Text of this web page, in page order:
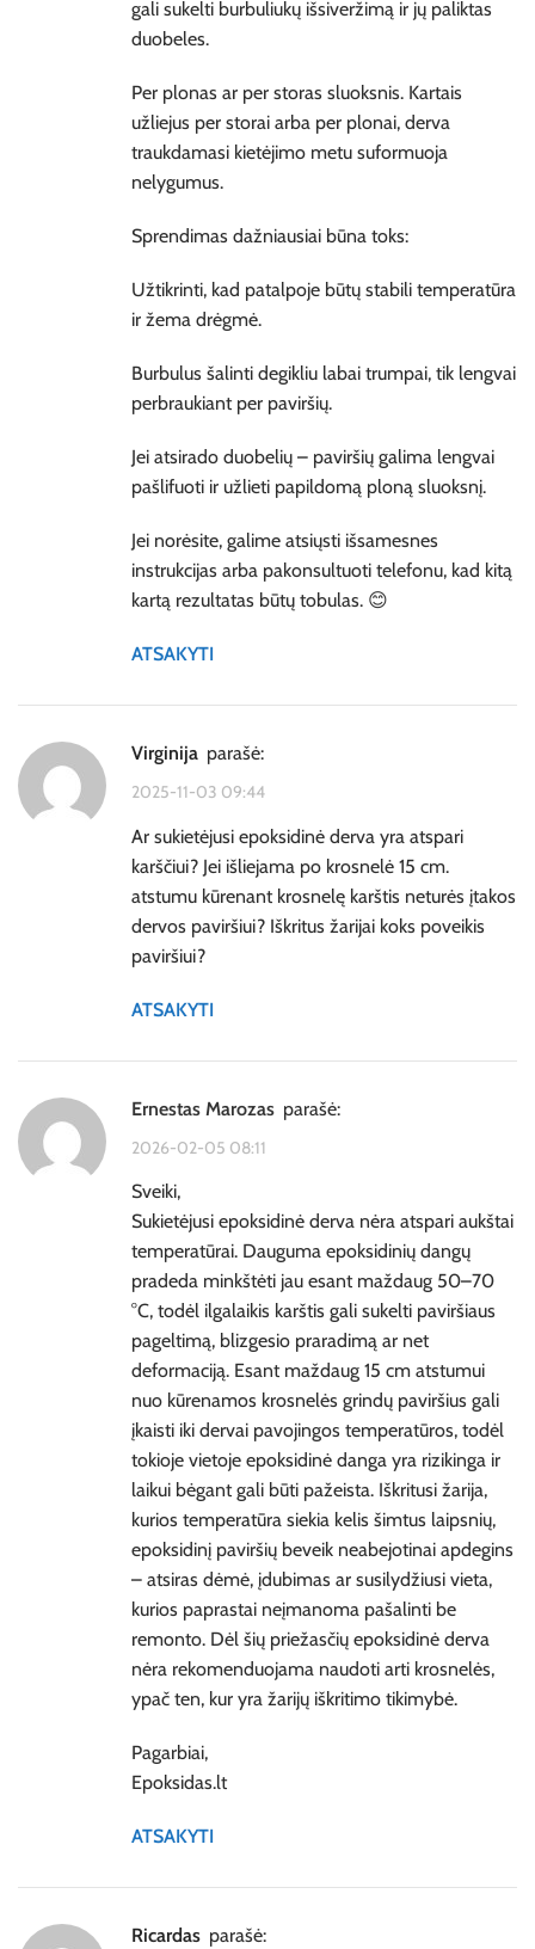
gali sukelti burbuliukų išsiveržimą ir jų paliktas
duobeles.
Per plonas ar per storas sluoksnis. Kartais
užliejus per storai arba per plonai, derva
traukdamasi kietėjimo metu suformuoja
nelygumus.
Sprendimas dažniausiai būna toks:
Užtikrinti, kad patalpoje būtų stabili temperatūra
ir žema drėgmė.
Burbulus šalinti degikliu labai trumpai, tik lengvai
perbraukiant per paviršių.
Jei atsirado duobelių – paviršių galima lengvai
pašlifuoti ir užlieti papildomą ploną sluoksnį.
Jei norėsite, galime atsiųsti išsamesnes
instrukcijas arba pakonsultuoti telefonu, kad kitą
kartą rezultatas būtų tobulas. 😊
ATSAKYTI
Virginija parašė:
2025-11-03 09:44
Ar sukietėjusi epoksidinė derva yra atspari
karščiui? Jei išliejama po krosnelė 15 cm.
atstumu kūrenant krosnelę karštis neturės įtakos
dervos paviršiui? Iškritus žarijai koks poveikis
paviršiui?
ATSAKYTI
Ernestas Marozas parašė:
2026-02-05 08:11
Sveiki,
Sukietėjusi epoksidinė derva nėra atspari aukštai
temperatūrai. Dauguma epoksidinių dangų
pradeda minkštėti jau esant maždaug 50–70
°C, todėl ilgalaikis karštis gali sukelti paviršiaus
pageltimą, blizgesio praradimą ar net
deformaciją. Esant maždaug 15 cm atstumui
nuo kūrenamos krosnelės grindų paviršius gali
įkaisti iki dervai pavojingos temperatūros, todėl
tokioje vietoje epoksidinė danga yra rizikinga ir
laikui bėgant gali būti pažeista. Iškritusi žarija,
kurios temperatūra siekia kelis šimtus laipsnių,
epoksidinį paviršių beveik neabejotinai apdegins
– atsiras dėmė, įdubimas ar susilydžiusi vieta,
kurios paprastai neįmanoma pašalinti be
remonto. Dėl šių priežasčių epoksidinė derva
nėra rekomenduojama naudoti arti krosnelės,
ypač ten, kur yra žarijų iškritimo tikimybė.
Pagarbiai,
Epoksidas.lt
ATSAKYTI
Ricardas parašė: